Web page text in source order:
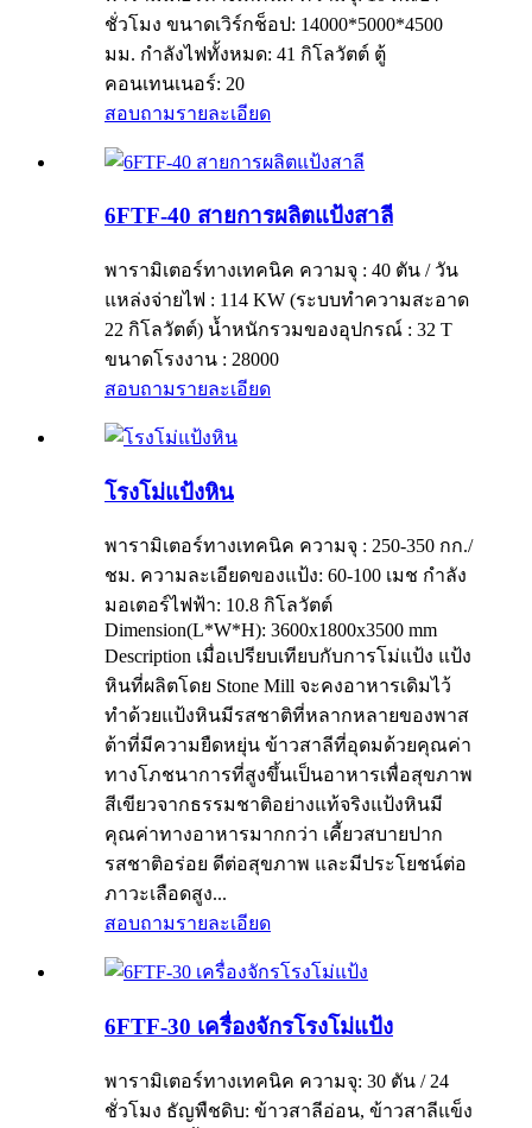
ชั่วโมง ขนาดเวิร์กช็อป: 14000*5000*4500
มม. กำลังไฟทั้งหมด: 41 กิโลวัตต์ ตู้
คอนเทนเนอร์: 20
สอบถามรายละเอียด
6FTF-40 สายการผลิตแป้งสาลี
พารามิเตอร์ทางเทคนิค ความจุ : 40 ตัน / วัน
แหล่งจ่ายไฟ : 114 KW (ระบบทำความสะอาด
22 กิโลวัตต์) น้ำหนักรวมของอุปกรณ์ : 32 T
ขนาดโรงงาน : 28000
สอบถามรายละเอียด
โรงโม่แป้งหิน
พารามิเตอร์ทางเทคนิค ความจุ : 250-350 กก./
ชม. ความละเอียดของแป้ง: 60-100 เมช กำลัง
มอเตอร์ไฟฟ้า: 10.8 กิโลวัตต์
Dimension(L*W*H): 3600x1800x3500 mm
Description เมื่อเปรียบเทียบกับการโม่แป้ง แป้ง
หินที่ผลิตโดย Stone Mill จะคงอาหารเดิมไว้
ทำด้วยแป้งหินมีรสชาติที่หลากหลายของพาส
ต้าที่มีความยืดหยุ่น ข้าวสาลีที่อุดมด้วยคุณค่า
ทางโภชนาการที่สูงขึ้นเป็นอาหารเพื่อสุขภาพ
สีเขียวจากธรรมชาติอย่างแท้จริงแป้งหินมี
คุณค่าทางอาหารมากกว่า เคี้ยวสบายปาก
รสชาติอร่อย ดีต่อสุขภาพ และมีประโยชน์ต่อ
ภาวะเลือดสูง...
สอบถามรายละเอียด
6FTF-30 เครื่องจักรโรงโม่แป้ง
พารามิเตอร์ทางเทคนิค ความจุ: 30 ตัน / 24
ชั่วโมง ธัญพืชดิบ: ข้าวสาลีอ่อน, ข้าวสาลีแข็ง